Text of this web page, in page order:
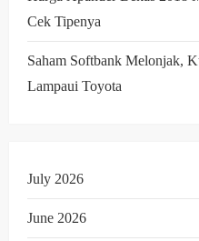
Cek Tipenya
Saham Softbank Melonjak,
Lampaui Toyota
July 2026
June 2026